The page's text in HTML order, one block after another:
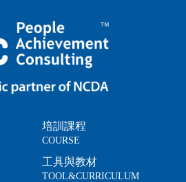
培訓課程
COURSE
工具與教材
TOOL&CURRICULUM